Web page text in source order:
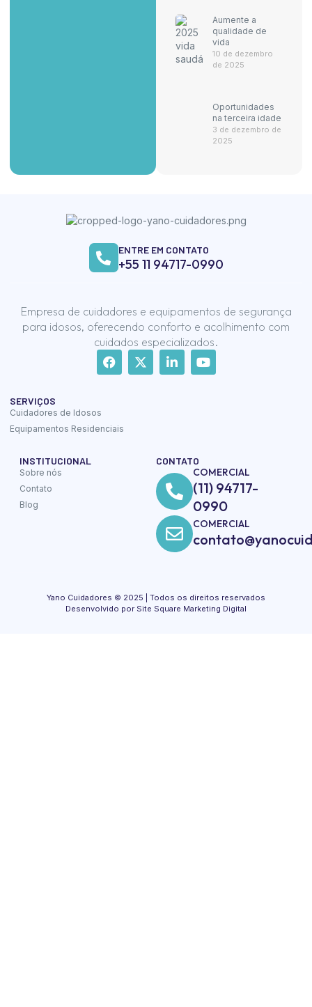
Aumente a
qualidade de
vida
10 de dezembro
de 2025
Oportunidades
na terceira idade
3 de dezembro de
2025
ENTRE EM CONTATO
+55 11 94717-0990
Empresa de cuidadores e equipamentos de segurança
para idosos, oferecendo conforto e acolhimento com
cuidados especializados.
SERVIÇOS
Cuidadores de Idosos
Equipamentos Residenciais
INSTITUCIONAL
Sobre nós
Contato
Blog
CONTATO
COMERCIAL
(11) 94717-
0990
COMERCIAL
Yano Cuidadores © 2025 | Todos os direitos reservados
Desenvolvido por Site Square Marketing Digital